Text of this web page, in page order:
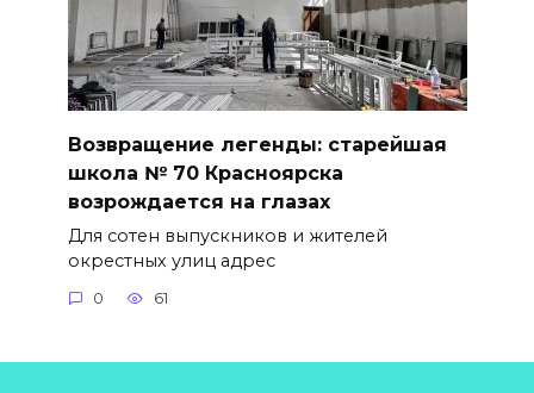
Возвращение легенды: старейшая
школа № 70 Красноярска
возрождается на глазах
Для сотен выпускников и жителей
окрестных улиц адрес
0 61